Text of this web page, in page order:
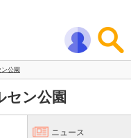
ン公園
セン公園
ニュース